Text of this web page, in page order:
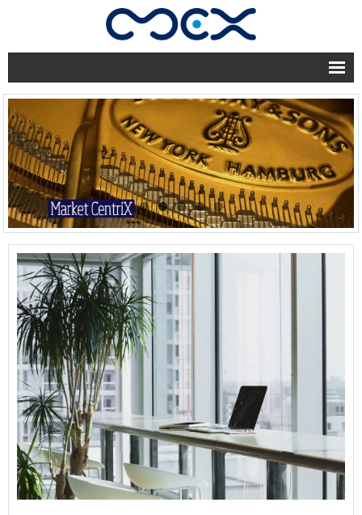
home
企業情報
業績一覧
ソリューション
テクノロジー
お問い合わせ
English